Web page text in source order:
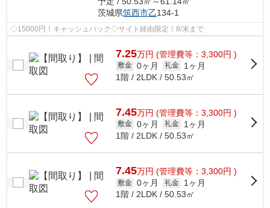
茨城県筑西市乙134-1
◇15000円！キャッシュバック◇サイト経由限定！8/末まで
7.25万円 (管理費等：3,300円 )
敷金 0ヶ月 礼金
1ヶ月
1階 / 2LDK / 50.53㎡
7.45万円 (管理費等：3,300円 )
敷金 0ヶ月 礼金
1ヶ月
1階 / 2LDK / 50.53㎡
7.45万円 (管理費等：3,300円 )
敷金 0ヶ月 礼金
1ヶ月
1階 / 2LDK / 50.53㎡